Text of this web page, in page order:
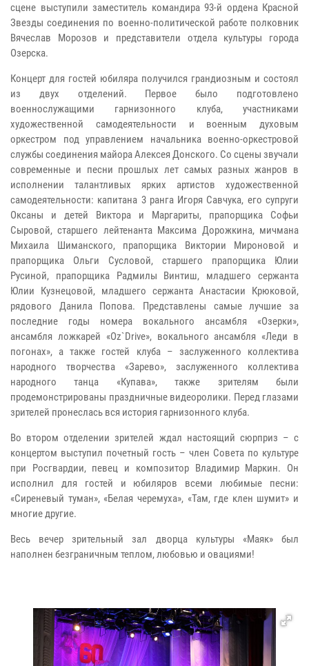
сцене выступили заместитель командира 93-й ордена Красной
Звезды соединения по военно-политической работе полковник
Вячеслав Морозов и представители отдела культуры города
Озерска.
Концерт для гостей юбиляра получился грандиозным и состоял
из двух отделений. Первое было подготовлено
военнослужащими гарнизонного клуба, участниками
художественной самодеятельности и военным духовым
оркестром под управлением начальника военно-оркестровой
службы соединения майора Алексея Донского. Со сцены звучали
современные и песни прошлых лет самых разных жанров в
исполнении талантливых ярких артистов художественной
самодеятельности: капитана 3 ранга Игоря Савчука, его супруги
Оксаны и детей Виктора и Маргариты, прапорщика Софьи
Сыровой, старшего лейтенанта Максима Дорожкина, мичмана
Михаила Шиманского, прапорщика Виктории Мироновой и
прапорщика Ольги Сусловой, старшего прапорщика Юлии
Русиной, прапорщика Радмилы Винтиш, младшего сержанта
Юлии Кузнецовой, младшего сержанта Анастасии Крюковой,
рядового Данила Попова. Представлены самые лучшие за
последние годы номера вокального ансамбля «Озерки»,
ансамбля ложкарей «Oz`Drive», вокального ансамбля «Леди в
погонах», а также гостей клуба – заслуженного коллектива
народного творчества «Зарево», заслуженного коллектива
народного танца «Купава», также зрителям были
продемонстрированы праздничные видеоролики. Перед глазами
зрителей пронеслась вся история гарнизонного клуба.
Во втором отделении зрителей ждал настоящий сюрприз – с
концертом выступил почетный гость – член Совета по культуре
при Росгвардии, певец и композитор Владимир Маркин. Он
исполнил для гостей и юбиляров всеми любимые песни:
«Сиреневый туман», «Белая черемуха», «Там, где клен шумит» и
многие другие.
Весь вечер зрительный зал дворца культуры «Маяк» был
наполнен безграничным теплом, любовью и овациями!